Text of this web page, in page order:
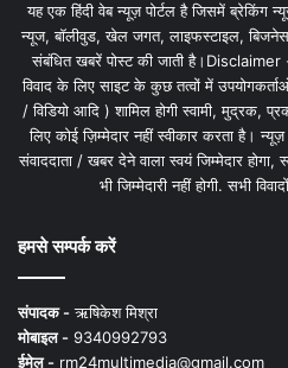
यह एक हिंदी वेब न्यूज़ पोर्टल है जिसमें ब्रेकिंग
न्यूज, बॉलीवुड, खेल जगत, लाइफस्टाइल,
संबंधित खबरें पोस्ट की जाती है।Disclaimer
विवाद के लिए साइट के कुछ तत्वों में
/ विडियो आदि ) शामिल होगी स्वामी, मुद्रक,
लिए कोई ज़िम्मेदार नहीं स्वीकार करता है।
संवाददाता / खबर देने वाला स्वयं जिम्मेदार
भी जिम्मेदारी नहीं होगी. सभी
हमसे सम्पर्क करें
संपादक -ऋषिकेश मिश्रा
मोबाइल - 9340992793
ईमेल - rm24multimedia@gmail.com